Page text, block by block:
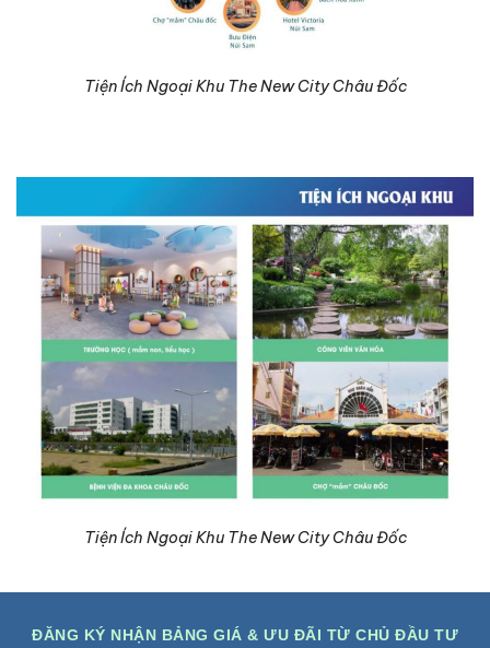
Tiện Ích Ngoại Khu The New City Châu Đốc
Tiện Ích Ngoại Khu The New City Châu Đốc
ĐĂNG KÝ NHẬN BẢNG GIÁ & ƯU ĐÃI TỪ CHỦ ĐẦU TƯ